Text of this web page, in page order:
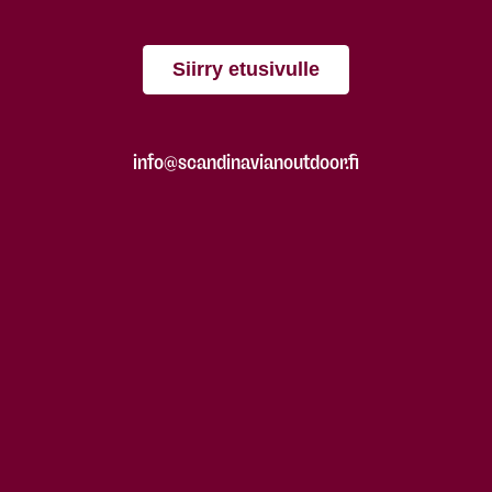
Siirry etusivulle
info@scandinavianoutdoor.fi